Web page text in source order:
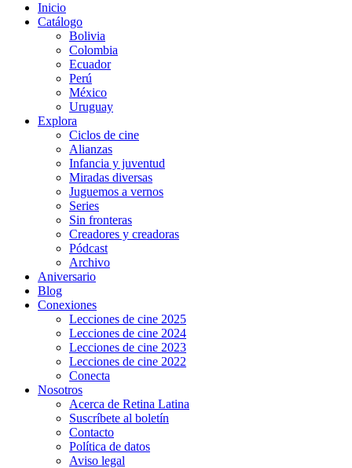
Inicio
Catálogo
Bolivia
Colombia
Ecuador
Perú
México
Uruguay
Explora
Ciclos de cine
Alianzas
Infancia y juventud
Miradas diversas
Juguemos a vernos
Series
Sin fronteras
Creadores y creadoras
Pódcast
Archivo
Aniversario
Blog
Conexiones
Lecciones de cine 2025
Lecciones de cine 2024
Lecciones de cine 2023
Lecciones de cine 2022
Conecta
Nosotros
Acerca de Retina Latina
Suscríbete al boletín
Contacto
Política de datos
Aviso legal